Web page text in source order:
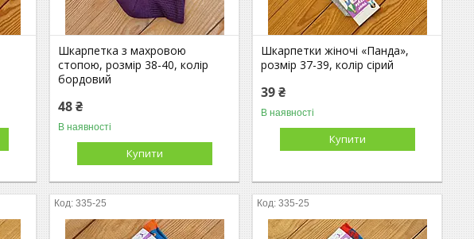
Шкарпетка з махровою
стопою, розмір 38-40, колір
бордовий
48 ₴
В наявності
Купити
Шкарпетки жіночі «Панда»,
розмір 37-39, колір сірий
39 ₴
В наявності
Купити
335-25 335-25